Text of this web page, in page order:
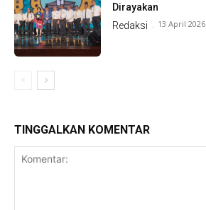
Dirayakan
Redaksi - 13 April 2026
TINGGALKAN KOMENTAR